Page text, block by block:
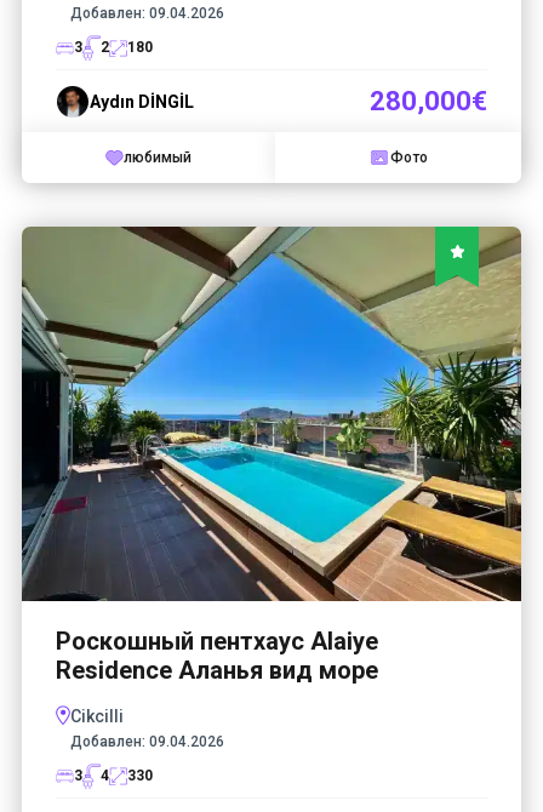
Добавлен: 09.04.2026
3
2 180
Aydın DİNGİL 280,000€
любимый Фото
Роскошный пентхаус Alaiye
Residence Аланья вид море
Cikcilli
Добавлен: 09.04.2026
3
4 330